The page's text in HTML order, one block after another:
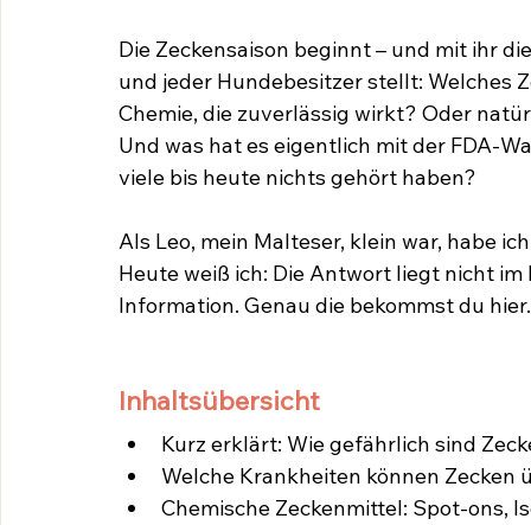
Die Zeckensaison beginnt – und mit ihr
und jeder Hundebesitzer stellt: Welches
Chemie, die zuverlässig wirkt? Oder
Und was hat es eigentlich mit der FDA-
viele bis heute nichts gehört haben?
Als Leo, mein Malteser, klein war, habe
Heute weiß ich: Die Antwort liegt nicht
Information. Genau die bekommst du hier.
Inhaltsübersicht
Kurz erklärt: Wie gefährlich sind
Welche Krankheiten können Zecken
Chemische Zeckenmittel: Spot-ons,